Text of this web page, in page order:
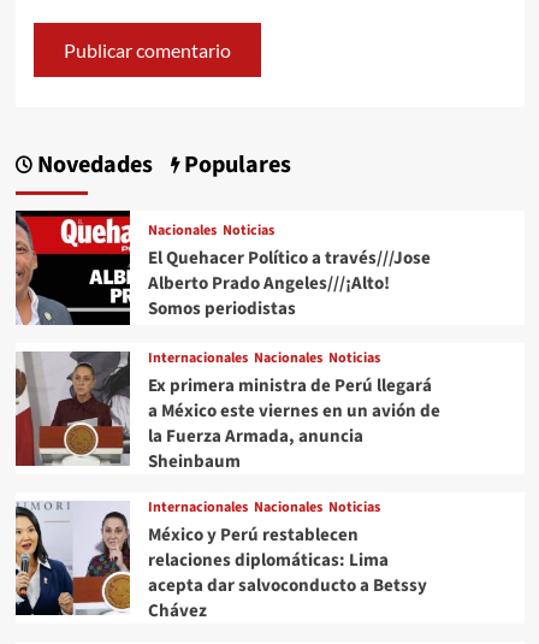
Novedades Populares
Nacionales Noticias
El Quehacer Político a través///Jose
Alberto Prado Angeles///¡Alto!
Somos periodistas
Internacionales Nacionales Noticias
Ex primera ministra de Perú llegará
a México este viernes en un avión de
la Fuerza Armada, anuncia
Sheinbaum
Internacionales Nacionales Noticias
México y Perú restablecen
relaciones diplomáticas: Lima
acepta dar salvoconducto a Betssy
Chávez